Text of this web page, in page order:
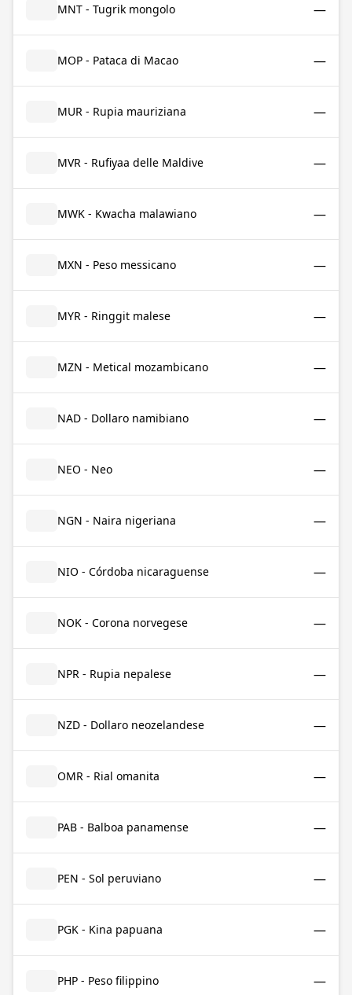
MNT - Tugrik mongolo —
MOP - Pataca di Macao —
MUR - Rupia mauriziana —
MVR - Rufiyaa delle Maldive —
MWK - Kwacha malawiano —
MXN - Peso messicano —
MYR - Ringgit malese —
MZN - Metical mozambicano —
NAD - Dollaro namibiano —
NEO - Neo —
NGN - Naira nigeriana —
NIO - Córdoba nicaraguense —
NOK - Corona norvegese —
NPR - Rupia nepalese —
NZD - Dollaro neozelandese —
OMR - Rial omanita —
PAB - Balboa panamense —
PEN - Sol peruviano —
PGK - Kina papuana —
PHP - Peso filippino —